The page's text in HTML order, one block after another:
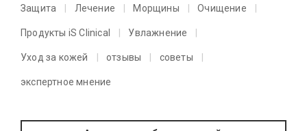
Защита Лечение Морщины Очищение
Продукты iS Clinical Увлажнение
Уход за кожей отзывы советы
экспертное мнение